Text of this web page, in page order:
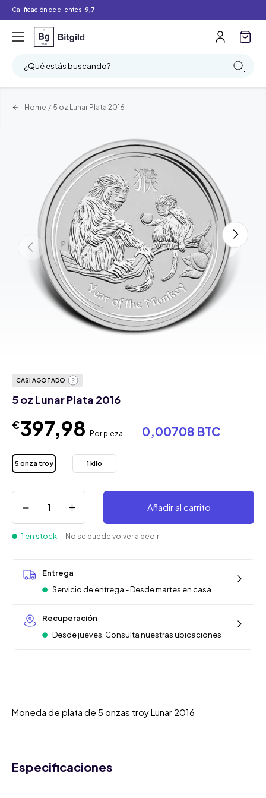
Calificación de clientes: 9,7
¿Qué estás buscando?
Home / 5 oz Lunar Plata 2016
CASI AGOTADO
5 oz Lunar Plata 2016
€397,98 Por pieza 0,00708 BTC
5 onza troy 1 kilo
Añadir al carrito
1 en stock - No se puede volver a pedir
Entrega
Servicio de entrega - Desde martes en casa
Recuperación
Desde jueves. Consulta nuestras ubicaciones
Moneda de plata de 5 onzas troy Lunar 2016
Especificaciones